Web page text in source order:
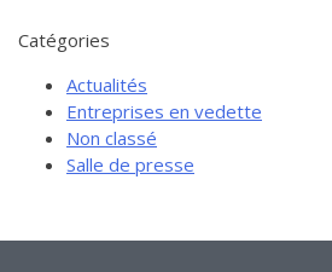
Catégories
Actualités
Entreprises en vedette
Non classé
Salle de presse